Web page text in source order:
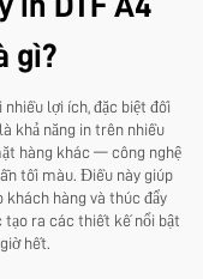
gì?
lợi ích, đặc biệt đối
khả năng in trên nhiều
hàng khác — công nghệ
tối màu. Điều này giúp
khách hàng và thúc đẩy
tạo ra các thiết kế nổi bật
hết.